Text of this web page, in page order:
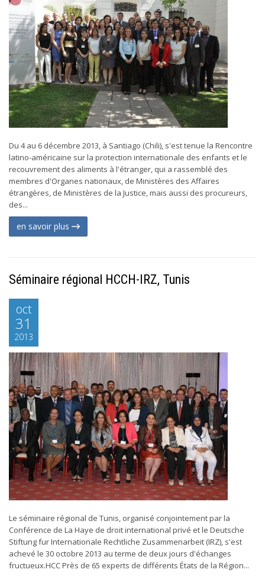
Du 4 au 6 décembre 2013, à Santiago (Chili), s'est tenue la Rencontre
latino-américaine sur la protection internationale des enfants et le
recouvrement des aliments à l'étranger, qui a rassemblé des
membres d'Organes nationaux, de Ministères des Affaires
étrangères, de Ministères de la Justice, mais aussi des procureurs,
des...
en savoir plus
Séminaire régional HCCH-IRZ, Tunis
oct
31
2013
Le séminaire régional de Tunis, organisé conjointement par la
Conférence de La Haye de droit international privé et le Deutsche
Stiftung fur Internationale Rechtliche Zusammenarbeit (IRZ), s'est
achevé le 30 octobre 2013 au terme de deux jours d'échanges
fructueux.HCC Près de 65 experts de différents États de la Région...